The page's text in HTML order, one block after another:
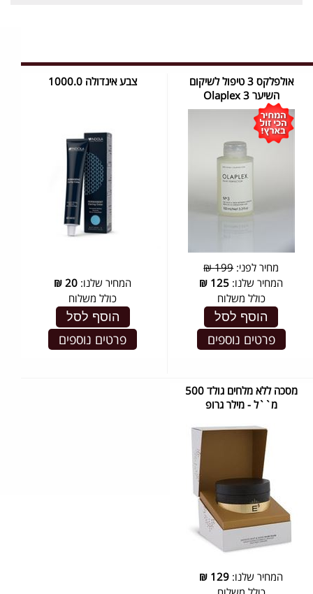
אולפלקס 3 טיפול לשיקום
השיער Olaplex 3
מחיר לפני:199 ₪
המחיר שלנו: 125
₪
כולל משלוח
הוסף לסל
פרטים נוספים
צבע אינדולה 1000.0
המחיר שלנו: 20
₪
כולל משלוח
הוסף לסל
פרטים נוספים
מסכה ללא מלחים גולד 500
מ``ל - מילר גרופ
המחיר שלנו: 129
₪